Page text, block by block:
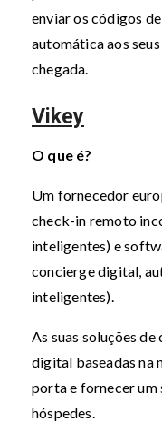
enviar os códigos
automática aos
chegada.
Vikey
O que é?
Um fornecedor
check-in remoto
inteligentes) e
concierge digital,
inteligentes).
As suas soluções
digital baseadas na
porta e fornecer
hóspedes.